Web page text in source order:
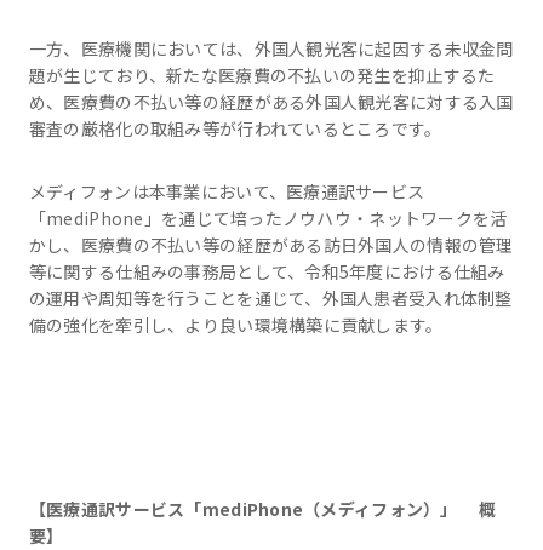
一方、医療機関においては、外国人観光客に起因する未収金問
題が生じており、新たな医療費の不払いの発生を抑止するた
め、医療費の不払い等の経歴がある外国人観光客に対する入国
審査の厳格化の取組み等が行われているところです。
メディフォンは本事業において、医療通訳サービス
「mediPhone」を通じて培ったノウハウ・ネットワークを活
かし、医療費の不払い等の経歴がある訪日外国人の情報の管理
等に関する仕組みの事務局として、令和5年度における仕組み
の運用や周知等を行うことを通じて、外国人患者受入れ体制整
備の強化を牽引し、より良い環境構築に貢献します。
【医療通訳サービス「mediPhone（メディフォン）」 概
要】